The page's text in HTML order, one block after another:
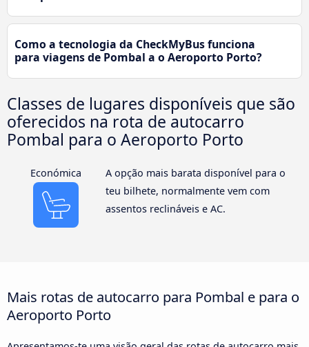
Como a tecnologia da CheckMyBus funciona
para viagens de Pombal a o Aeroporto Porto?
Classes de lugares disponíveis que são
oferecidos na rota de autocarro
Pombal para o Aeroporto Porto
Económica
A opção mais barata disponível para o
teu bilhete, normalmente vem com
assentos reclináveis e AC.
Mais rotas de autocarro para Pombal e para o
Aeroporto Porto